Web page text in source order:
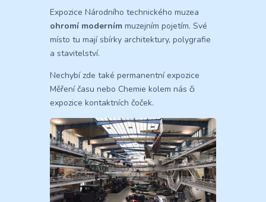
Expozice Národního technického muzea
ohromí moderním muzejním pojetím. Své
místo tu mají sbírky architektury, polygrafie
a stavitelství.
Nechybí zde také permanentní expozice
Měření času nebo Chemie kolem nás či
expozice kontaktních čoček.